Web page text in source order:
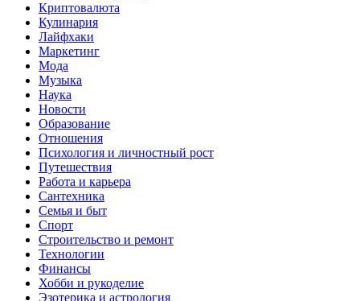
Криптовалюта
Кулинария
Лайфхаки
Маркетинг
Мода
Музыка
Наука
Новости
Образование
Отношения
Психология и личностный рост
Путешествия
Работа и карьера
Сантехника
Семья и быт
Спорт
Строительство и ремонт
Технологии
Финансы
Хобби и рукоделие
Эзотерика и астрология